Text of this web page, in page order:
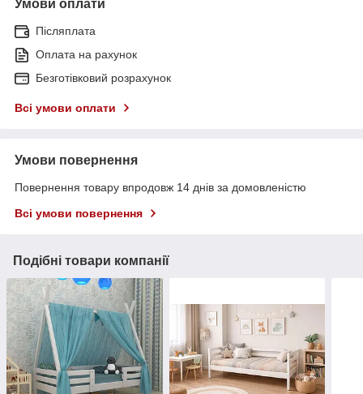
Умови оплати
Післяплата
Оплата на рахунок
Безготівковий розрахунок
Всі умови оплати
Умови повернення
Повернення товару впродовж 14 днів за домовленістю
Всі умови повернення
Подібні товари компанії